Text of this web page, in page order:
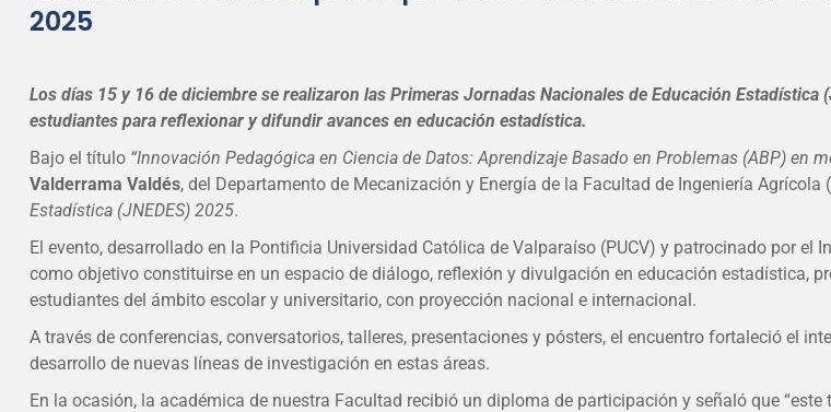
2025
Los días 15 y 16 de diciembre se realizaron las Primeras Jornadas Nacionales de Educación
estudiantes para reflexionar y difundir avances en educación estadística.
Bajo el título “Innovación Pedagógica en Ciencia de Datos: Aprendizaje Basado en Problemas (ABP) en
Valderrama Valdés, del Departamento de Mecanización y Energía de la Facultad de Ingeniería Agrícola
Estadística (JNEDES) 2025.
El evento, desarrollado en la Pontificia Universidad Católica de Valparaíso (PUCV) y patrocinado por el
como objetivo constituirse en un espacio de diálogo, reflexión y divulgación en educación estadística,
estudiantes del ámbito escolar y universitario, con proyección nacional e internacional.
A través de conferencias, conversatorios, talleres, presentaciones y pósters, el encuentro fortaleció el
desarrollo de nuevas líneas de investigación en estas áreas.
En la ocasión, la académica de nuestra Facultad recibió un diploma de participación y señaló que